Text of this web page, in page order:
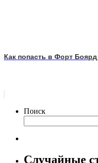
Как попасть в Форт
Поиск
Случайные